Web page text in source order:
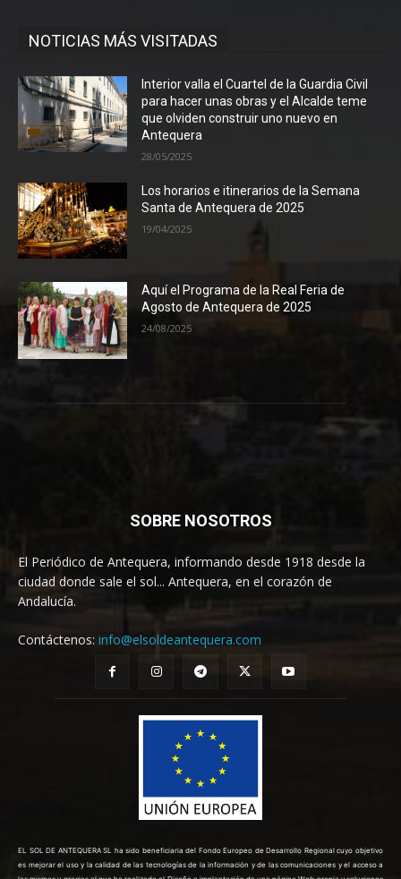
NOTICIAS MÁS VISITADAS
Interior valla el Cuartel de la Guardia Civil
para hacer unas obras y el Alcalde teme
que olviden construir uno nuevo en
Antequera
28/05/2025
Los horarios e itinerarios de la Semana
Santa de Antequera de 2025
19/04/2025
Aquí el Programa de la Real Feria de
Agosto de Antequera de 2025
24/08/2025
SOBRE NOSOTROS
El Periódico de Antequera, informando desde 1918 desde la
ciudad donde sale el sol... Antequera, en el corazón de
Andalucía.
Contáctenos: info@elsoldeantequera.com
EL SOL DE ANTEQUERA SL ha sido beneficiaria del Fondo Europeo de Desarrollo Regional cuyo objetivo
es mejorar el uso y la calidad de las tecnologías de la información y de las comunicaciones y el acceso a